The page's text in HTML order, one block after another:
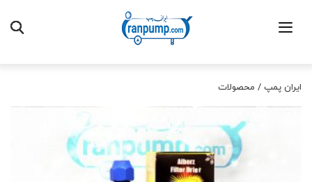
ایران پمپ / محصولات